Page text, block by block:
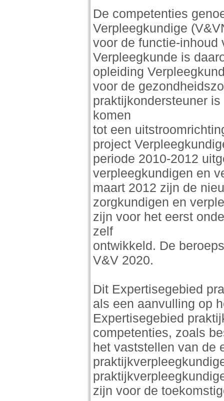
De competenties
Verpleegkundige
voor de functie-inhoud
Verpleegkunde is
opleiding
voor de
praktijkondersteuner
komen
tot een
project
periode 2010-2012
verpleegkundigen en
maart 2012 zijn de
zorgkundigen en
zijn voor het eerst
zelf
ontwikkeld. De
V&V 2020.
Dit Expertisegebied
als een aanvulling op
Expertisegebied
competenties, zoals
het vaststellen van de
zijn voor de